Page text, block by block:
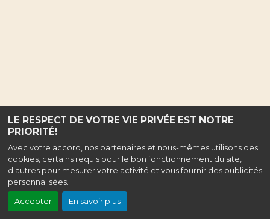
LE RESPECT DE VOTRE VIE PRIVÉE EST NOTRE
PRIORITÉ!
Avec votre accord, nos partenaires et nous-mêmes utilisons des
cookies, certains requis pour le bon fonctionnement du site,
d'autres pour mesurer votre activité et vous fournir des publicités
personnalisées.
Accepter En savoir plus